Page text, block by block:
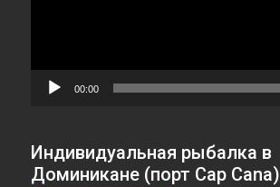
00:00
Индивидуальная рыбалка в
Доминикане (порт Cap Cana)